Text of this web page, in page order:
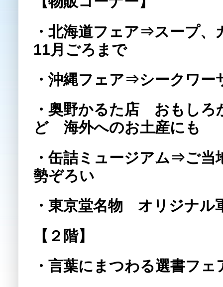
・北海道フェア⇒スープ
11月ごろまで
・沖縄フェア⇒シークワ
・奥野かるた店 おもしろ
ど 海外へのお土産にも
・缶詰ミュージアム⇒ご当
勢ぞろい
・東京堂名物 オリジナ
【２階】
・言葉にまつわる選書フ